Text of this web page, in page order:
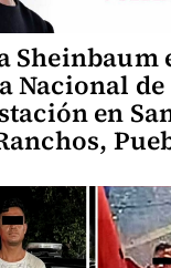
Sheinbaum
Nacional de
en